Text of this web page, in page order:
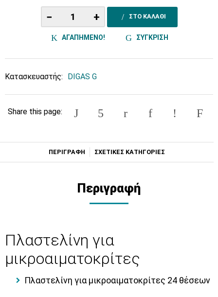
− + ΣΤΟ ΚΑΛΑΘΙ
ΑΓΑΠΗΜΕΝΟ! ΣΥΓΚΡΙΣΗ
Κατασκευαστής: DIGAS G
Share this page:
ΠΕΡΙΓΡΑΦΗ ΣΧΕΤΙΚΕΣ ΚΑΤΗΓΟΡΙΕΣ
Περιγραφή
Πλαστελίνη για
μικροαιματοκρίτες
Πλαστελίνη για μικροαιματοκρίτες 24 θέσεων